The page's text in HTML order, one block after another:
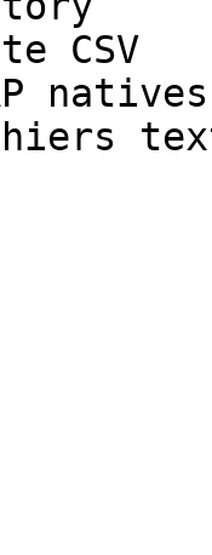
CSV
natives